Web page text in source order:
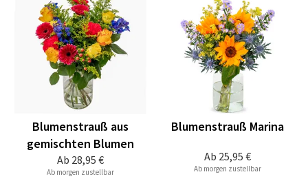
Ab 28,95 €
Blumenstrauß aus
gemischten Blumen
Ab morgen zustellbar
Ab 25,95 €
Blumenstrauß Marina
Ab morgen zustellbar